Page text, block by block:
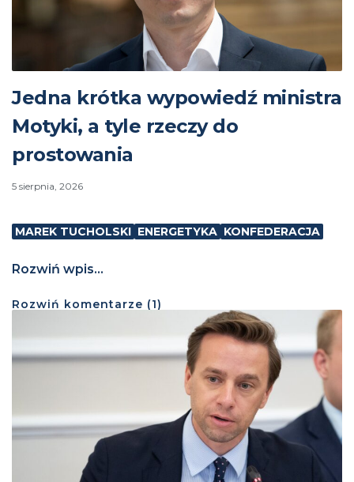
Jedna krótka wypowiedź ministra
Motyki, a tyle rzeczy do
prostowania
5 sierpnia, 2026
MAREK TUCHOLSKI ENERGETYKA KONFEDERACJA
Rozwiń wpis...
Rozwiń komentarze (1)